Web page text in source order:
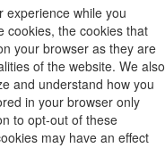
experience while you
cookies, the cookies that
your browser as they are
of the website. We also
and understand how you
in your browser only
to opt-out of these
may have an effect